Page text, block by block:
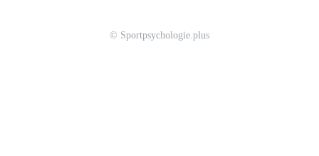
© Sportpsychologie.plus